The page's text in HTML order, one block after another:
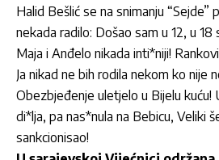
Halid Bešlić se na snimanju “Sejde”
nekada radilo: Došao sam u 12, u 18
Maja i Anđelo nikada inti*niji!
Ja nikad ne bih rodila nekom ko nije
Obezbjeđenje uletjelo u Bijelu kuću!
di*lja, pa nas*nula na Bebicu, Veliki
sankcionisao!